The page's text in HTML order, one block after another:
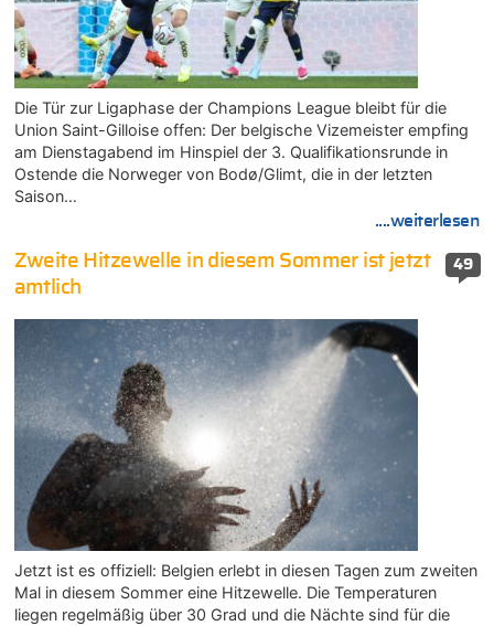
Die Tür zur Ligaphase der Champions League bleibt für die
Union Saint-Gilloise offen: Der belgische Vizemeister empfing
am Dienstagabend im Hinspiel der 3. Qualifikationsrunde in
Ostende die Norweger von Bodø/Glimt, die in der letzten
Saison…
....weiterlesen
49
Zweite Hitzewelle in diesem Sommer ist jetzt
amtlich
Jetzt ist es offiziell: Belgien erlebt in diesen Tagen zum zweiten
Mal in diesem Sommer eine Hitzewelle. Die Temperaturen
liegen regelmäßig über 30 Grad und die Nächte sind für die